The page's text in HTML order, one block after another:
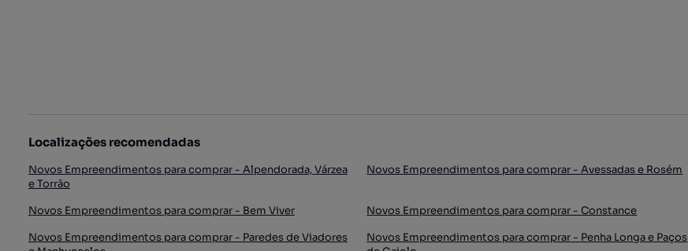
Localizações recomendadas
Novos Empreendimentos para comprar - Alpendorada, Várzea
e Torrão
Novos Empreendimentos para comprar - Avessadas e Rosém
Novos Empreendimentos para comprar - Bem Viver Novos Empreendimentos para comprar - Constance
Novos Empreendimentos para comprar - Paredes de Viadores
Novos Empreendimentos para comprar - Penha Longa e Paços